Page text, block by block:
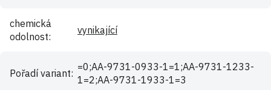
chemická
odolnost:
vynikající
Pořadí variant:
=0;AA-9731-0933-1=1;AA-9731-1233-
1=2;AA-9731-1933-1=3